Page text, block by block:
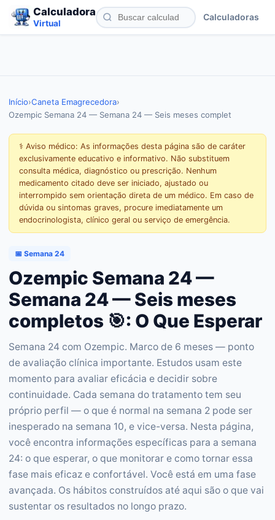
Calculadora
Virtual
Calculadoras
Início›Caneta Emagrecedora›
Ozempic Semana 24 — Semana 24 — Seis meses complet
⚕️ Aviso médico: As informações desta página são de caráter
exclusivamente educativo e informativo. Não substituem
consulta médica, diagnóstico ou prescrição. Nenhum
medicamento citado deve ser iniciado, ajustado ou
interrompido sem orientação direta de um médico. Em caso de
dúvida ou sintomas graves, procure imediatamente um
endocrinologista, clínico geral ou serviço de emergência.
📅 Semana 24
Ozempic Semana 24 —
Semana 24 — Seis meses
completos 🎯: O Que Esperar
Semana 24 com Ozempic. Marco de 6 meses — ponto
de avaliação clínica importante. Estudos usam este
momento para avaliar eficácia e decidir sobre
continuidade. Cada semana do tratamento tem seu
próprio perfil — o que é normal na semana 2 pode ser
inesperado na semana 10, e vice-versa. Nesta página,
você encontra informações específicas para a semana
24: o que esperar, o que monitorar e como tornar essa
fase mais eficaz e confortável. Você está em uma fase
avançada. Os hábitos construídos até aqui são o que vai
sustentar os resultados no longo prazo.